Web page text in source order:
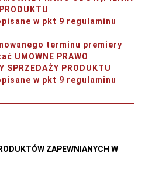
opisane w pkt 9 regulaminu
terminu premiery
UMOWNE PRAWO
SPRZEDAŻY PRODUKTU
opisane w pkt 9 regulaminu
ZAPEWNIANYCH W